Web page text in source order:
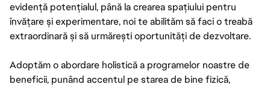
evidență potențialul, până la crearea spațiului pentru
învățare și experimentare, noi te abilităm să faci o treabă
extraordinară și să urmărești oportunități de dezvoltare.
Adoptăm o abordare holistică a programelor noastre de
beneficii, punând accentul pe starea de bine fizică,